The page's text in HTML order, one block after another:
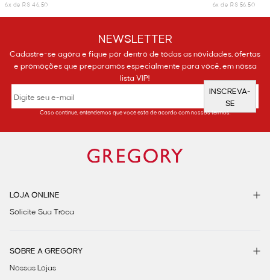
6x de R$ 46,50
6x de R$ 56,50
NEWSLETTER
Cadastre-se agora e fique por dentro de todas as novidades, ofertas
e promoções que preparamos especialmente para você, em nossa
lista VIP!
INSCREVA-
SE
Caso continue, entendemos que você está de acordo com nossos termos.
LOJA ONLINE
Solicite Sua Troca
SOBRE A GREGORY
Nossas Lojas